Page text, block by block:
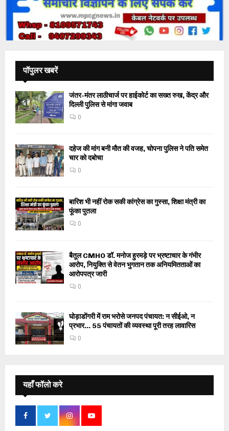
पॉपुलर खबरें
जंतर-मंतर लाठीचार्ज पर हाईकोर्ट का सख्त रुख, केंद्र और
दिल्ली पुलिस से मांगा जवाब
0
दहेज की मांग बनी मौत की वजह, चोपना पुलिस ने पति समेत
चार को दबोचा
0
बारिश भी नहीं रोक सकी कांग्रेस का गुस्सा, शिक्षा मंत्री का
फूंका पुतला
0
बैतूल CMHO डॉ. मनोज हुरमड़े पर भ्रष्टाचार के गंभीर
आरोप, नियुक्ति से वेतन भुगतान तक अनियमितताओं का
आरोपपत्र जारी
0
घोड़ाडोंगरी में राम भरोसे जनपद पंचायत: न सीईओ, न
प्रभार… 55 पंचायतों की व्यवस्था पूरी तरह लावारिस
0
यहाँ फॉलो करे